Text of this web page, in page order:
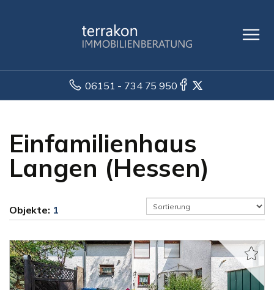
06151 - 734 75 950
Einfamilienhaus
Langen (Hessen)
Objekte: 1